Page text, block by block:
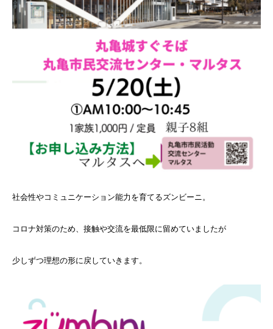
社会性やコミュニケーション能力を育てるズンビーニ。
コロナ対策のため、接触や交流を最低限に留めていましたが
少しずつ理想の形に戻していきます。